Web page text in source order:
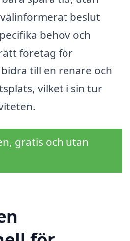
beslut
behov och
företag för
till en renare och
vilket i sin tur
gratis och utan